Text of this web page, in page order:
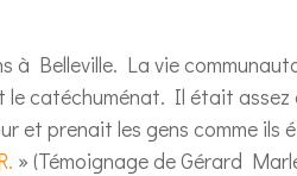
à Belleville. La vie
le catéchuménat. Il était assez
et prenait les gens comme ils
» (Témoignage de Gérard